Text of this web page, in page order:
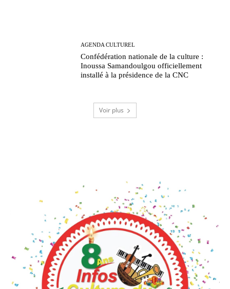
AGENDA CULTUREL
Confédération nationale de la culture :
Inoussa Samandoulgou officiellement
installé à la présidence de la CNC
Voir plus